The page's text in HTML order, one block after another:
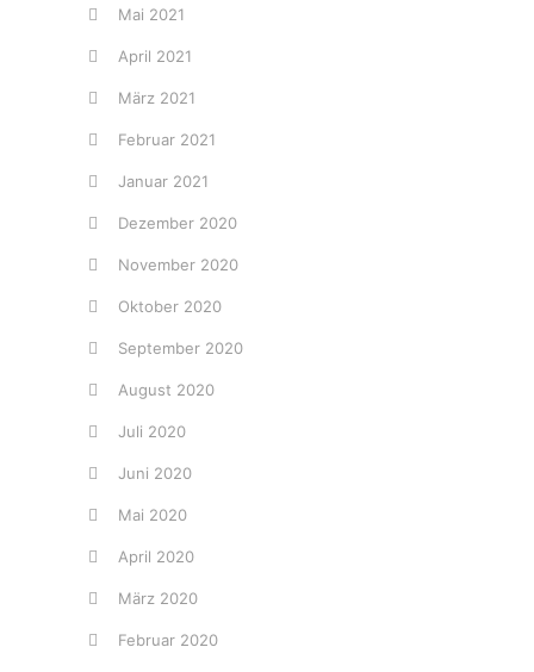
Mai 2021
April 2021
März 2021
Februar 2021
Januar 2021
Dezember 2020
November 2020
Oktober 2020
September 2020
August 2020
Juli 2020
Juni 2020
Mai 2020
April 2020
März 2020
Februar 2020